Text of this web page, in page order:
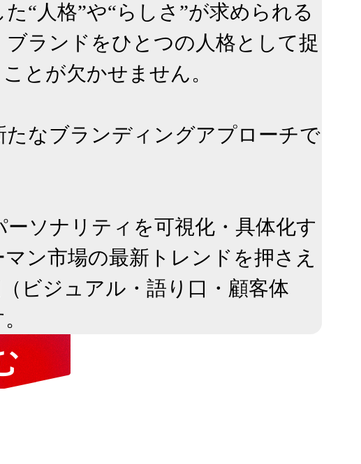
“人格”や“らしさ”が求められる
ランドをひとつの人格として捉
とが欠かせません。
なブランディングアプローチで
ソナリティを可視化・具体化す
ン市場の最新トレンドを押さえ
ビジュアル・語り口・顧客体